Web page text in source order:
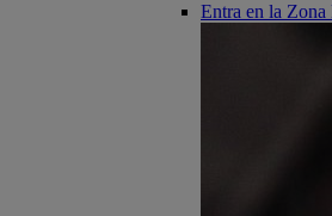
Entra en la Zona